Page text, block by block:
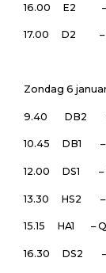
16.00 E2 –
17.00 D2 –
Zondag 6
9.40 DB2 –
10.45 DB1 –
12.00 DS1 –
13.30 HS2 –
15.15 HA1 –
16.30 DS2 –